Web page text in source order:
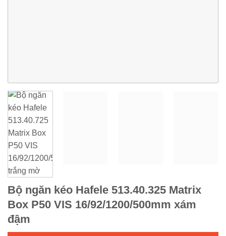
Bộ ngăn kéo Hafele 513.40.325 Matrix
Box P50 VIS 16/92/1200/500mm xám
đậm